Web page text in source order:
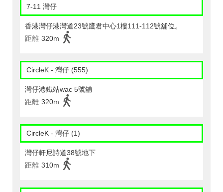
7-11 灣仔
香港灣仔港灣道23號鷹君中心1樓111-112號舖位。
距離 320m
CircleK - 灣仔 (555)
灣仔港鐵站wac 5號舖
距離 320m
CircleK - 灣仔 (1)
灣仔軒尼詩道38號地下
距離 310m